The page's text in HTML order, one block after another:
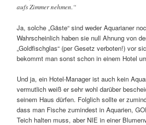
aufs Zimmer nehmen.“
Ja, solche „Gäste“ sind weder Aquarianer
Wahrscheinlich haben sie null Ahnung von
„Goldfischglas“ (per Gesetz verboten!) vor
bekommt man sonst schon in einem Hotel
Und ja, ein Hotel-Manager ist auch kein
vermutlich weiß er sehr wohl darüber
seinem Haus dürfen. Folglich sollte er
dass man Fische zumindest in Aquarien,
Teich halten muss, aber NIE in einer